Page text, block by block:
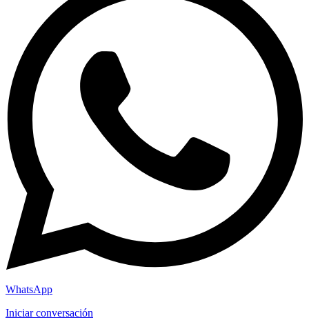
WhatsApp
Iniciar conversación